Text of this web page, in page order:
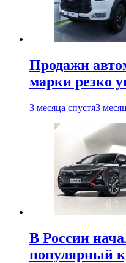
Продажи
марки резко
3 месяца спустя3
В России
популярный